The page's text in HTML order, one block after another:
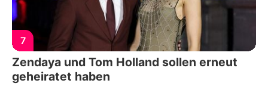
7
Zendaya und Tom Holland sollen erneut
geheiratet haben